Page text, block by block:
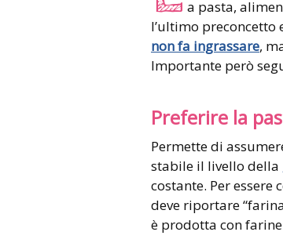
a pasta,
l’ultimo
non fa ingrassare,
Importante però
Preferire la
Permette di
stabile il livello della
costante. Per
deve riportare
è prodotta con